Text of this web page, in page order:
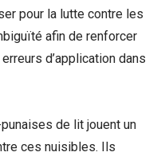
pour la lutte contre les
afin de renforcer
d’application dans
de lit jouent un
ces nuisibles. Ils